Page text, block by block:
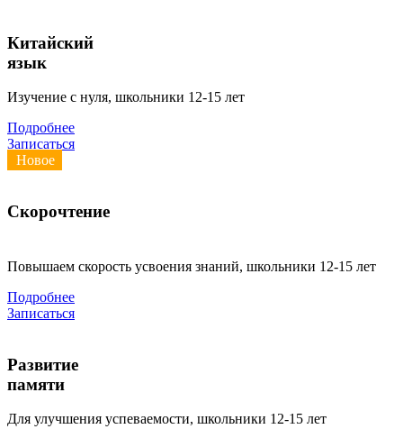
Китайский
язык
Изучение с нуля, школьники 12-15 лет
Подробнее
Записаться
Новое
Скорочтение
Повышаем скорость усвоения знаний, школьники 12-15 лет
Подробнее
Записаться
Развитие
памяти
Для улучшения успеваемости, школьники 12-15 лет